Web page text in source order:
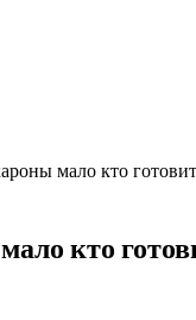
мало кто
кто